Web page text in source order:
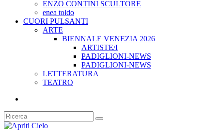
ENZO CONTINI SCULTORE
enea toldo
CUORI PULSANTI
ARTE
BIENNALE VENEZIA 2026
ARTISTE/I
PADIGLIONI-NEWS
PADIGLIONI-NEWS
LETTERATURA
TEATRO